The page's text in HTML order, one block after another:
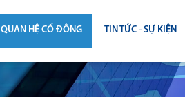
QUAN HỆ CỔ ĐÔNG
CÔNG BỐ THÔNG TIN
TIN TỨC - SỰ KIỆN
TIN THỊ TRƯỜNG